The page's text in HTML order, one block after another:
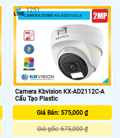
nét cả ngày lẫn đêm. Camera có
tầm xa đèn LED trắng 20m cho hình
ảnh ban đêm có màu, hồng ngoại
25m, tích hợp mic và chống ngược
sáng DWDR, giúp quan sát rõ ràng
trong mọi điều kiện ánh sáng, đây là
giải pháp an ninh tối ưu cho gia
đình và doanh nghiệp.
Camera Kbvision KX-AD2112C-A
Cấu Tạo Plastic
Giá Bán: 575,000 ₫
Giá gốc: 675,000 ₫
1251